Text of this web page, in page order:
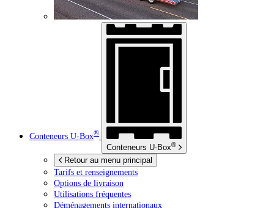
Conteneurs U-Box®
Conteneurs U-Box®
Retour au menu principal
Tarifs et renseignements
Options de livraison
Utilisations fréquentes
Déménagements internationaux